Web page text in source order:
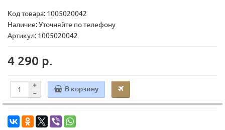
Код товара: 1005020042
Наличие: Уточняйте по телефону
Артикул: 1005020042
4 290 р.
В корзину